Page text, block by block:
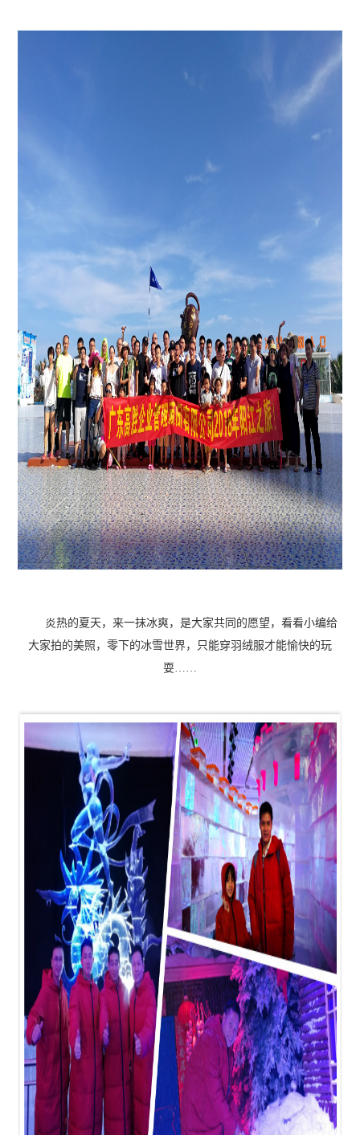
炎热的夏天，来一抹冰爽，是大家共同的愿望，看看小编给
大家拍的美照，零下的冰雪世界，只能穿羽绒服才能愉快的玩
耍……